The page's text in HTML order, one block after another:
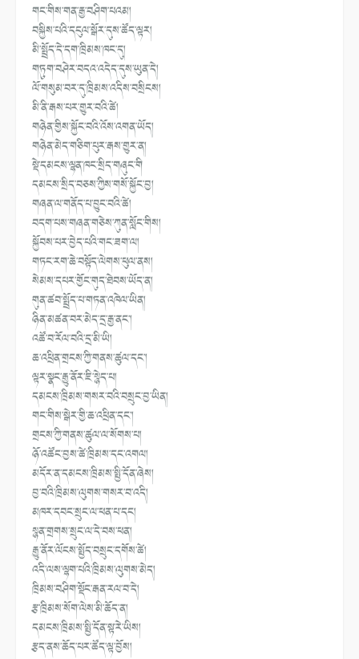
གང་གིས་གན་རྒྱ་བཤིག་པའམ།
བསྐྱིས་པའི་དངུལ་སྒོར་དུས་ཚོད་ལྟར།
མི་སྤྲོད་དེ་དག་ཁྲིམས་ཁང་དུ།
གཏུག་བཤེར་བདའ་འདེད་དུས་ཡུན་དེ།
ལོ་གསུམ་བར་དུ་ཁྲིམས་འདིས་བསྲིངས།
མི་ནི་རྒས་པར་གྱུར་བའི་ཚེ།
གཉེན་གྱིས་སྐྱོང་བའི་འོས་འགན་ཡོད།
གཉེན་མེད་གཅིག་པུར་རྒས་གྱུར་ན།
སྡེ་དམངས་ལྷན་ཁང་སྲིད་གཞུང་གི
དམངས་སྲིད་བཅས་ཀྱིས་གསོ་སྐྱོང་བྱ།
གཞན་ལ་གནོད་པ་བྱུང་བའི་ཚེ།
བདག་པས་གཞན་གཅེས་ཀུན་སློང་གིས།
སྐྱོབས་པར་བྱེད་པའི་གང་ཟག་ལ།
གཏང་རག་ཆེ་བསྟོད་ལེགས་ཕུལ་ནས།
སེམས་དཔར་གྱོང་གུད་ཐེབས་ཡོད་ན།
གུན་ཚབ་སྤྲོད་པ་གཏན་འཁེལ་ཡིན།
ཉིན་མཚན་བར་མེད་དྲ་རྒྱ་ནང་།
འཚོ་བ་རོལ་བའི་དྲ་མི་ཡི།
ཆ་འཕྲིན་གྲངས་ཀྱི་གནས་ཚུལ་དང་།
ལྟར་སྣང་རྒྱུ་ནོར་ཇི་སྙེད་པ།
དམངས་ཁྲིམས་གསར་བའི་བསྲུང་བྱ་ཡིན།
གང་གིས་སྒེར་གྱི་ཆ་འཕྲིན་དང་།
གྲངས་ཀྱི་གནས་ཚུལ་ལ་སོགས་པ།
ཉོ་འཚོང་བྱས་ཚེ་ཁྲིམས་དང་འགལ།
མདོར་ན་དམངས་ཁྲིམས་སྤྱི་དོན་ཞེས།
བྱ་བའི་ཁྲིམས་ལུགས་གསར་བ་འདི།
མཁར་དབང་སྲུང་ལ་ཕན་པ་དང།
སྙན་གྲགས་སྲུང་ལ་དེ་བས་ཕན།
རྒྱུ་ནོར་ལོངས་སྤྱོད་བསྲུང་དགོས་ཚེ།
འདི་ལས་ལྷག་པའི་ཁྲིམས་ལུགས་མེད།
ཁྲིམས་བཤིག་སྡོང་རྒན་རལ་བ་དེ།
རྩ་ཁྲིམས་སོག་ལེས་མི་ཆོད་ན།
དམངས་ཁྲིམས་སྤྱི་དོན་སྟ་རེ་ཡིས།
རྩད་ནས་ཆོད་པར་ཚོད་ལྟ་བྱོས།